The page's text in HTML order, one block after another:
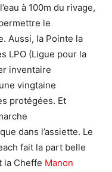
à 100m du rivage,
le
Aussi, la Pointe la
LPO (Ligue pour la
inventaire
vingtaine
protégées. Et
dans l’assiette. Le
fait la part belle
la Cheffe Manon